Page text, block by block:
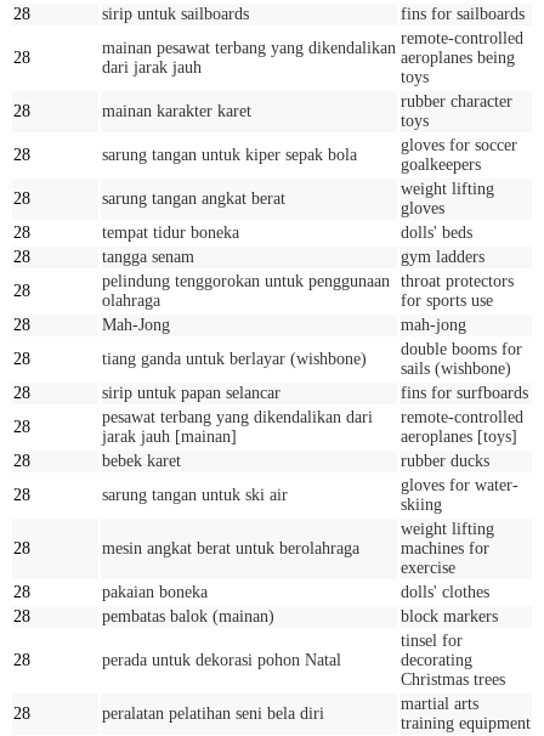
28
sirip untuk sailboards fins for sailboards
28
mainan pesawat terbang yang dikendalikan
dari jarak jauh
remote-controlled
aeroplanes being
toys
28
mainan karakter karet
rubber character
toys
28
sarung tangan untuk kiper sepak bola
gloves for soccer
goalkeepers
28
sarung tangan angkat berat
weight lifting
gloves
28
tempat tidur boneka
dolls' beds
28
tangga senam
gym ladders
28
pelindung tenggorokan untuk penggunaan
olahraga
throat protectors
for sports use
28
Mah-Jong
mah-jong
28
tiang ganda untuk berlayar (wishbone)
double booms for
sails (wishbone)
28
sirip untuk papan selancar
fins for surfboards
28
pesawat terbang yang dikendalikan dari
jarak jauh [mainan]
remote-controlled
aeroplanes [toys]
28
bebek karet
rubber ducks
28
sarung tangan untuk ski air
gloves for water-
skiing
28 mesin angkat berat untuk berolahraga
weight lifting
machines for
exercise
28
pakaian boneka
dolls' clothes
28
pembatas balok (mainan) block markers
28 perada untuk dekorasi pohon Natal
tinsel for
decorating
Christmas trees
28
peralatan pelatihan seni bela diri
martial arts
training equipment